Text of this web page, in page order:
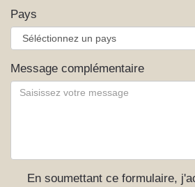
Pays
Message complémentaire
En soumettant ce formulaire,